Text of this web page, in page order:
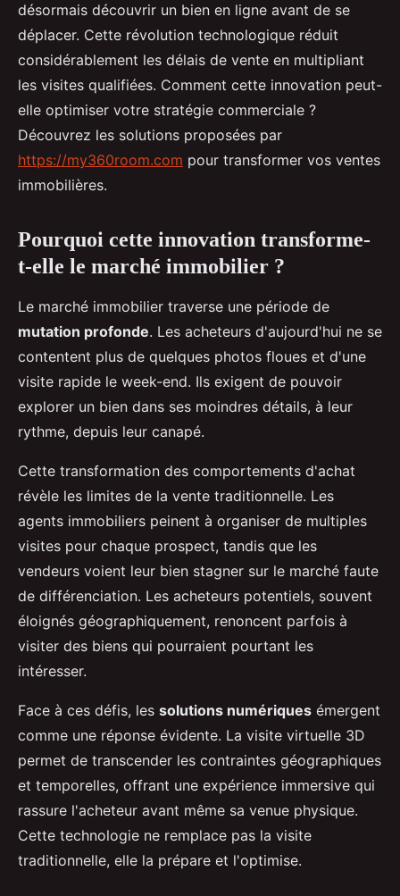
désormais découvrir un bien en ligne avant de se
déplacer. Cette révolution technologique réduit
considérablement les délais de vente en multipliant
les visites qualifiées. Comment cette innovation peut-
elle optimiser votre stratégie commerciale ?
Découvrez les solutions proposées par
https://my360room.com pour transformer vos ventes
immobilières.
Pourquoi cette innovation transforme-
t-elle le marché immobilier ?
Le marché immobilier traverse une période de
mutation profonde. Les acheteurs d'aujourd'hui ne se
contentent plus de quelques photos floues et d'une
visite rapide le week-end. Ils exigent de pouvoir
explorer un bien dans ses moindres détails, à leur
rythme, depuis leur canapé.
Cette transformation des comportements d'achat
révèle les limites de la vente traditionnelle. Les
agents immobiliers peinent à organiser de multiples
visites pour chaque prospect, tandis que les
vendeurs voient leur bien stagner sur le marché faute
de différenciation. Les acheteurs potentiels, souvent
éloignés géographiquement, renoncent parfois à
visiter des biens qui pourraient pourtant les
intéresser.
Face à ces défis, les solutions numériques émergent
comme une réponse évidente. La visite virtuelle 3D
permet de transcender les contraintes géographiques
et temporelles, offrant une expérience immersive qui
rassure l'acheteur avant même sa venue physique.
Cette technologie ne remplace pas la visite
traditionnelle, elle la prépare et l'optimise.